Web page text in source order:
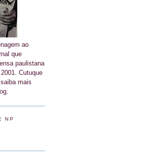
ao
que
paulistana
Cutuque
mais
NP